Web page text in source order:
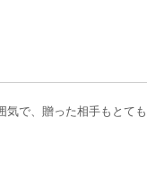
で、贈った相手もとて